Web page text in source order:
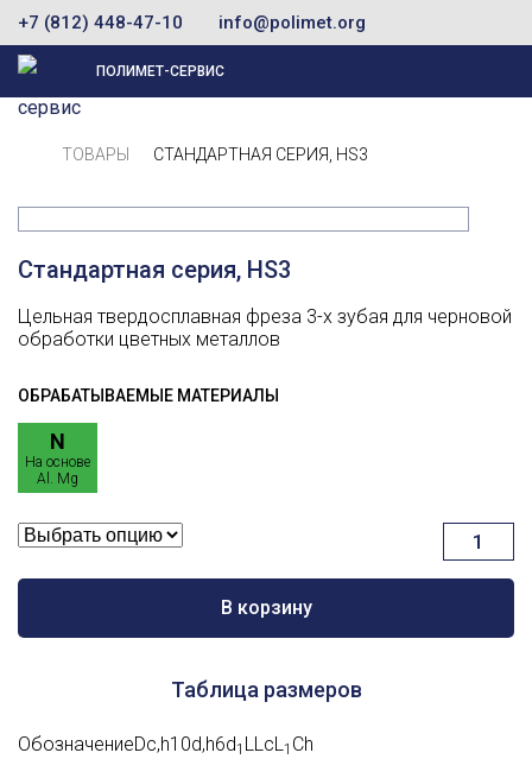
+7 (812) 448-47-10 info@polimet.org
ПОЛИМЕТ-СЕРВИС
ТОВАРЫ СТАНДАРТНАЯ СЕРИЯ, HS3
Стандартная серия, HS3
Цельная твердосплавная фреза 3-х зубая для черновой
обработки цветных металлов
ОБРАБАТЫВАЕМЫЕ МАТЕРИАЛЫ
N
На основе
Al. Mg
товара
В корзину
Таблица размеров
ОбозначениеDc,h10d,h6d1 LLcL 1 Ch